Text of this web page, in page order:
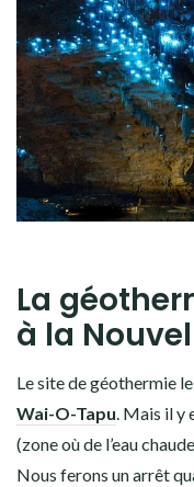
La
à la
Le site de géothermie
Wai-O-Tapu. Mais il y
(zone où de l’eau
Nous ferons un arrêt